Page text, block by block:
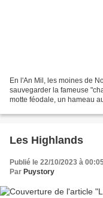
En l'An Mil, les moines de
sauvegarder la fameuse
motte féodale, un hameau
Les Highlands
Publié le 22/10/2023 à
Par Puystory